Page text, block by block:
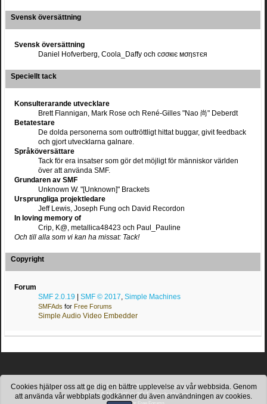
Svensk översättning
Svensk översättning
Daniel Hofverberg, Coola_Daffy och cσσкιє мσηѕтєя
Speciellt tack
Konsulterarande utvecklare
Brett Flannigan, Mark Rose och René-Gilles "Nao 尚" Deberdt
Betatestare
De dolda personerna som outtröttligt hittat buggar, givit feedback
och gjort utvecklarna galnare.
Språköversättare
Tack för era insatser som gör det möjligt för människor världen
över att använda SMF.
Grundaren av SMF
Unknown W. "[Unknown]" Brackets
Ursprungliga projektledare
Jeff Lewis, Joseph Fung och David Recordon
In loving memory of
Crip, K@, metallica48423 och Paul_Pauline
Och till alla som vi kan ha missat: Tack!
Copyright
Forum
SMF 2.0.19 | SMF © 2017 Simple Machines
SMFAds for Free Forums
Simple Audio Video Embedder
SimplePortal 2.3.8 © 2008-2026, SimplePortal
SMF 2.0.19|SMF © 2017 ,Simple Machines
SMFAdsfor Free Forums
Cookies hjälper oss att ge dig en bättre upplevelse av vår webbsida. Genom
att använda vår webbplats godkänner du även användningen av cookies.